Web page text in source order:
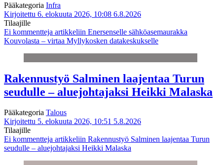
Pääkategoria Infra
Kirjoitettu 6. elokuuta 2026, 10:08 6.8.2026
Tilaajille
Ei kommentteja artikkeliin Enersenselle sähköasemaurakka
Kouvolasta – virtaa Myllykosken datakeskukselle
Rakennustyö Salminen laajentaa Turun
seudulle – aluejohtajaksi Heikki Malaska
Pääkategoria Talous
Kirjoitettu 5. elokuuta 2026, 10:51 5.8.2026
Tilaajille
Ei kommentteja artikkeliin Rakennustyö Salminen laajentaa Turun
seudulle – aluejohtajaksi Heikki Malaska